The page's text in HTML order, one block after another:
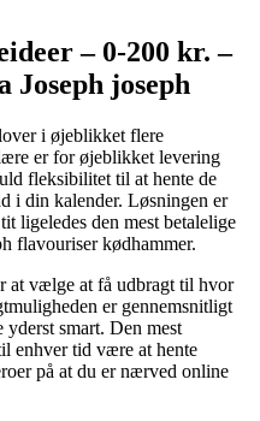
– 0-200 kr. –
joseph
i øjeblikket flere
er for øjeblikket levering
fleksibilitet til at hente de
i din kalender. Løsningen er
ligeledes den mest betalelige
flavouriser kødhammer.
at vælge at få udbragt til hvor
er gennemsnitligt
smart. Den mest
enhver tid være at hente
på at du er nærved online